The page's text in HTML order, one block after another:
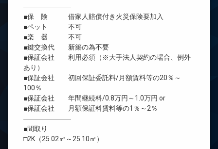
―――――――
■保 険 借家人賠償付き火災保険要加入
■ペット 不可
■楽 器 不可
■鍵交換代 新築の為不要
■保証会社 利用必須（※大手法人契約の場合、例外
あり）
■保証会社 初回保証委託料/月額賃料等の20％～
100％
■保証会社 年間継続料/0.8万円～1.0万円 or
■保証会社 月額保証料賃料等の1％～2％
―――――――
■間取り
□2K（25.02㎡～25.10㎡）